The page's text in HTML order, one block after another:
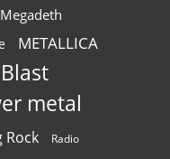
Megadeth
METALLICA
metal
Rock Radio